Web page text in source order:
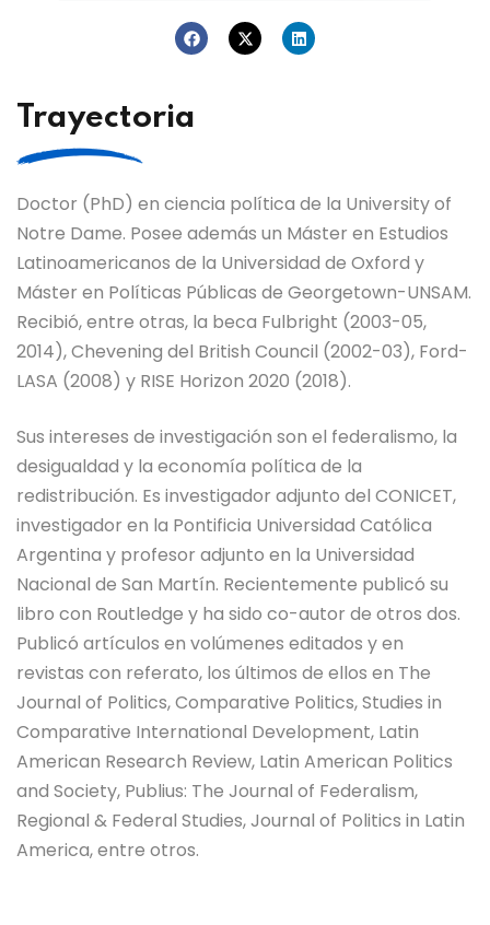
Trayectoria
Doctor (PhD) en ciencia política de la University of
Notre Dame. Posee además un Máster en Estudios
Latinoamericanos de la Universidad de Oxford y
Máster en Políticas Públicas de Georgetown-UNSAM.
Recibió, entre otras, la beca Fulbright (2003-05,
2014), Chevening del British Council (2002-03), Ford-
LASA (2008) y RISE Horizon 2020 (2018).
Sus intereses de investigación son el federalismo, la
desigualdad y la economía política de la
redistribución. Es investigador adjunto del CONICET,
investigador en la Pontificia Universidad Católica
Argentina y profesor adjunto en la Universidad
Nacional de San Martín. Recientemente publicó su
libro con Routledge y ha sido co-autor de otros dos.
Publicó artículos en volúmenes editados y en
revistas con referato, los últimos de ellos en The
Journal of Politics, Comparative Politics, Studies in
Comparative International Development, Latin
American Research Review, Latin American Politics
and Society, Publius: The Journal of Federalism,
Regional & Federal Studies, Journal of Politics in Latin
America, entre otros.